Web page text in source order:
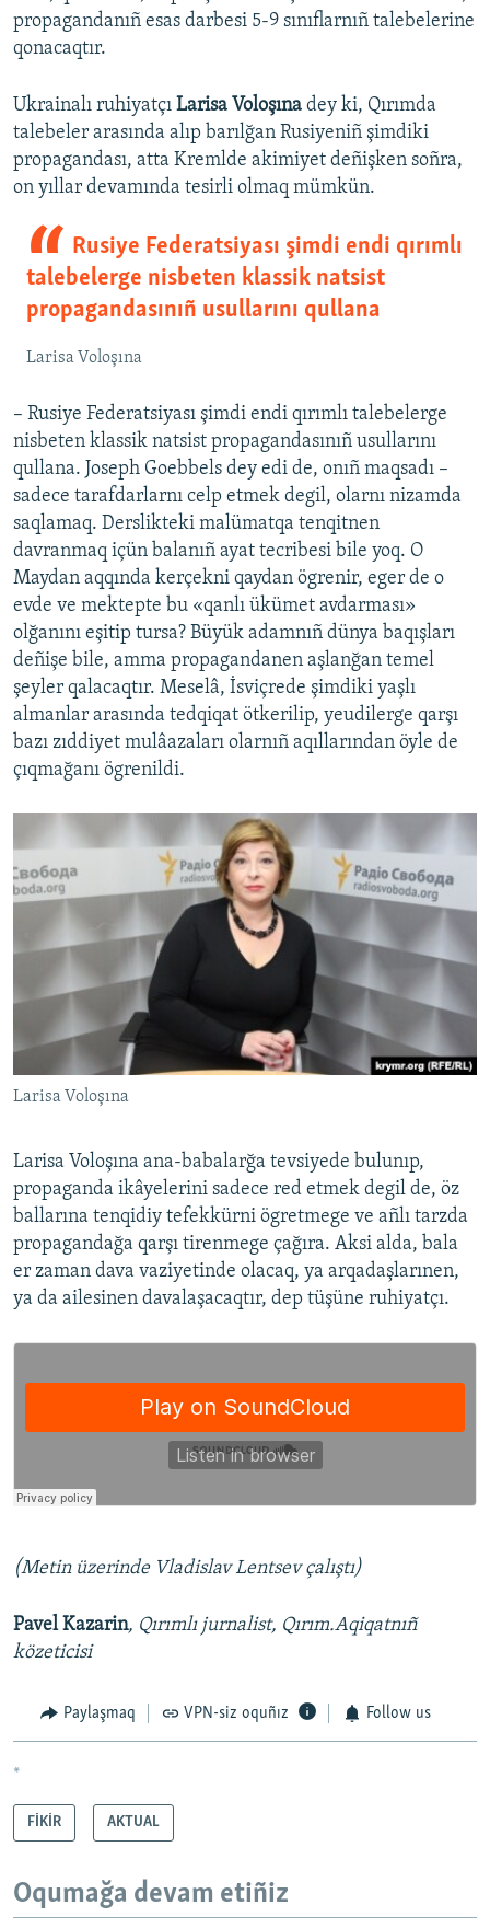
propagandanıñ esas darbesi 5-9 sınıflarnıñ talebelerine
qonacaqtır.
Ukrainalı ruhiyatçı Larisa Voloşına dey ki, Qırımda
talebeler arasında alıp barılğan Rusiyeniñ şimdiki
propagandası, atta Kremlde akimiyet deñişken soñra,
on yıllar devamında tesirli olmaq mümkün.
Rusiye Federatsiyası şimdi endi qırımlı
talebelerge nisbeten klassik natsist
propagandasınıñ usullarını qullana
Larisa Voloşına
– Rusiye Federatsiyası şimdi endi qırımlı talebelerge
nisbeten klassik natsist propagandasınıñ usullarını
qullana. Joseph Goebbels dey edi de, onıñ maqsadı –
sadece tarafdarlarnı celp etmek degil, olarnı nizamda
saqlamaq. Derslikteki malümatqa tenqitnen
davranmaq içün balanıñ ayat tecribesi bile yoq. O
Maydan aqqında kerçekni qaydan ögrenir, eger de o
evde ve mektepte bu «qanlı ükümet avdarması»
olğanını eşitip tursa? Büyük adamnıñ dünya baqışları
deñişe bile, amma propagandanen aşlanğan temel
şeyler qalacaqtır. Meselâ, İsviçrede şimdiki yaşlı
almanlar arasında tedqiqat ötkerilip, yeudilerge qarşı
bazı zıddiyet mulâazaları olarnıñ aqıllarından öyle de
çıqmağanı ögrenildi.
Larisa Voloşına
Larisa Voloşına ana-babalarğa tevsiyede bulunıp,
propaganda ikâyelerini sadece red etmek degil de, öz
ballarına tenqidiy tefekkürni ögretmege ve añlı tarzda
propagandağa qarşı tirenmege çağıra. Aksi alda, bala
er zaman dava vaziyetinde olacaq, ya arqadaşlarınen,
ya da ailesinen davalaşacaqtır, dep tüşüne ruhiyatçı.
​(Metin üzerinde Vladislav Lentsev çalıştı)
Pavel Kazarin, Qırımlı jurnalist, Qırım.Aqiqatnıñ
közeticisi
Paylaşmaq VPN-siz oquñız Follow us
*
FİKİR AKTUAL
Oqumağa devam etiñiz